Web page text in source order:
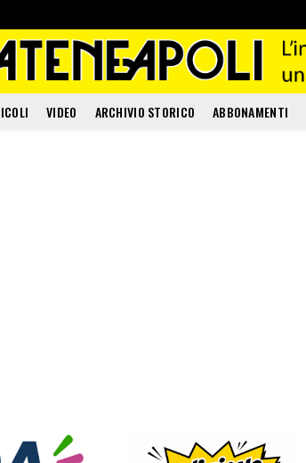
VIDEO ARCHIVIO STORICO ABBONAMENTI